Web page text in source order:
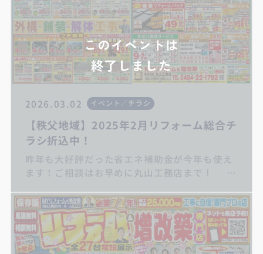
2026.03.02 イベント／チラシ
【秩父地域】2025年2月リフォーム総合チ
ラシ折込中！
昨年も大好評だった省エネ補助金が今年も使え
ます！ご相談はお早めに丸山工務店まで！
リフォーム/洗面化粧台リフォーム/給湯器交換/
屋根・外壁リフォーム/住宅省エネ2024キャン
ペーン/子育てエコホーム支援事業/先進的窓リ
ノベ2024事業
このイベントは
終了しました